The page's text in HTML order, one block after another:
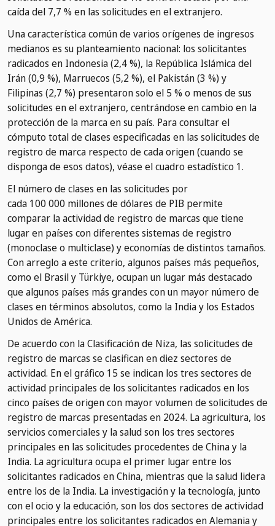
caída del 7,7 % en las solicitudes en el extranjero.
Una característica común de varios orígenes de ingresos
medianos es su planteamiento nacional: los solicitantes
radicados en Indonesia (2,4 %), la República Islámica del
Irán (0,9 %), Marruecos (5,2 %), el Pakistán (3 %) y
Filipinas (2,7 %) presentaron solo el 5 % o menos de sus
solicitudes en el extranjero, centrándose en cambio en la
protección de la marca en su país. Para consultar el
cómputo total de clases especificadas en las solicitudes de
registro de marca respecto de cada origen (cuando se
disponga de esos datos), véase el cuadro estadístico 1.
El número de clases en las solicitudes por
cada 100 000 millones de dólares de PIB permite
comparar la actividad de registro de marcas que tiene
lugar en países con diferentes sistemas de registro
(monoclase o multiclase) y economías de distintos tamaños.
Con arreglo a este criterio, algunos países más pequeños,
como el Brasil y Türkiye, ocupan un lugar más destacado
que algunos países más grandes con un mayor número de
clases en términos absolutos, como la India y los Estados
Unidos de América.
De acuerdo con la Clasificación de Niza, las solicitudes de
registro de marcas se clasifican en diez sectores de
actividad. En el gráfico 15 se indican los tres sectores de
actividad principales de los solicitantes radicados en los
cinco países de origen con mayor volumen de solicitudes de
registro de marcas presentadas en 2024. La agricultura, los
servicios comerciales y la salud son los tres sectores
principales en las solicitudes procedentes de China y la
India. La agricultura ocupa el primer lugar entre los
solicitantes radicados en China, mientras que la salud lidera
entre los de la India. La investigación y la tecnología, junto
con el ocio y la educación, son los dos sectores de actividad
principales entre los solicitantes radicados en Alemania y